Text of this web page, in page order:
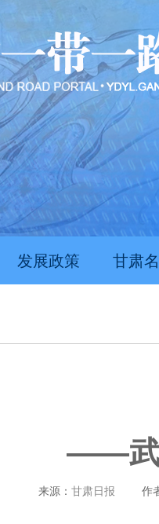
发展政策 甘肃
——武
来源： 甘肃日报 作